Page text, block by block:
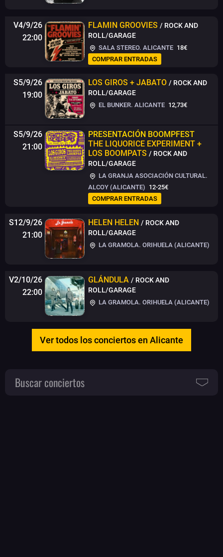
V4/9/26
22:00
FLAMIN GROOVIES / ROCK AND
ROLL/GARAGE
SALA STEREO. ALICANTE 18€
COMPRAR ENTRADAS
S5/9/26
19:00
LOS GIROS + JABATO / ROCK AND
ROLL/GARAGE
EL BUNKER. ALICANTE 12,73€
S5/9/26
21:00
PRESENTACIÓN BOOMPFEST
THE LIQUORICE EXPERIMENT +
LOS BOOMPATS / ROCK AND
ROLL/GARAGE
LA GRANJA ASOCIACIÓN CULTURAL.
ALCOY (ALICANTE) 12-25€
COMPRAR ENTRADAS
S12/9/26
21:00
HELEN HELEN / ROCK AND
ROLL/GARAGE
LA GRAMOLA. ORIHUELA (ALICANTE)
V2/10/26
22:00
GLÁNDULA / ROCK AND
ROLL/GARAGE
LA GRAMOLA. ORIHUELA (ALICANTE)
Ver todos los conciertos en Alicante
Buscar conciertos